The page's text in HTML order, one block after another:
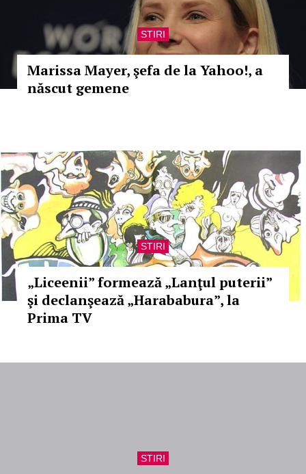
STIRI
Marissa Mayer, şefa de la Yahoo!, a
născut gemene
STIRI
„Liceenii” formează „Lanţul puterii”
şi declanşează „Harababura”, la
Prima TV
STIRI